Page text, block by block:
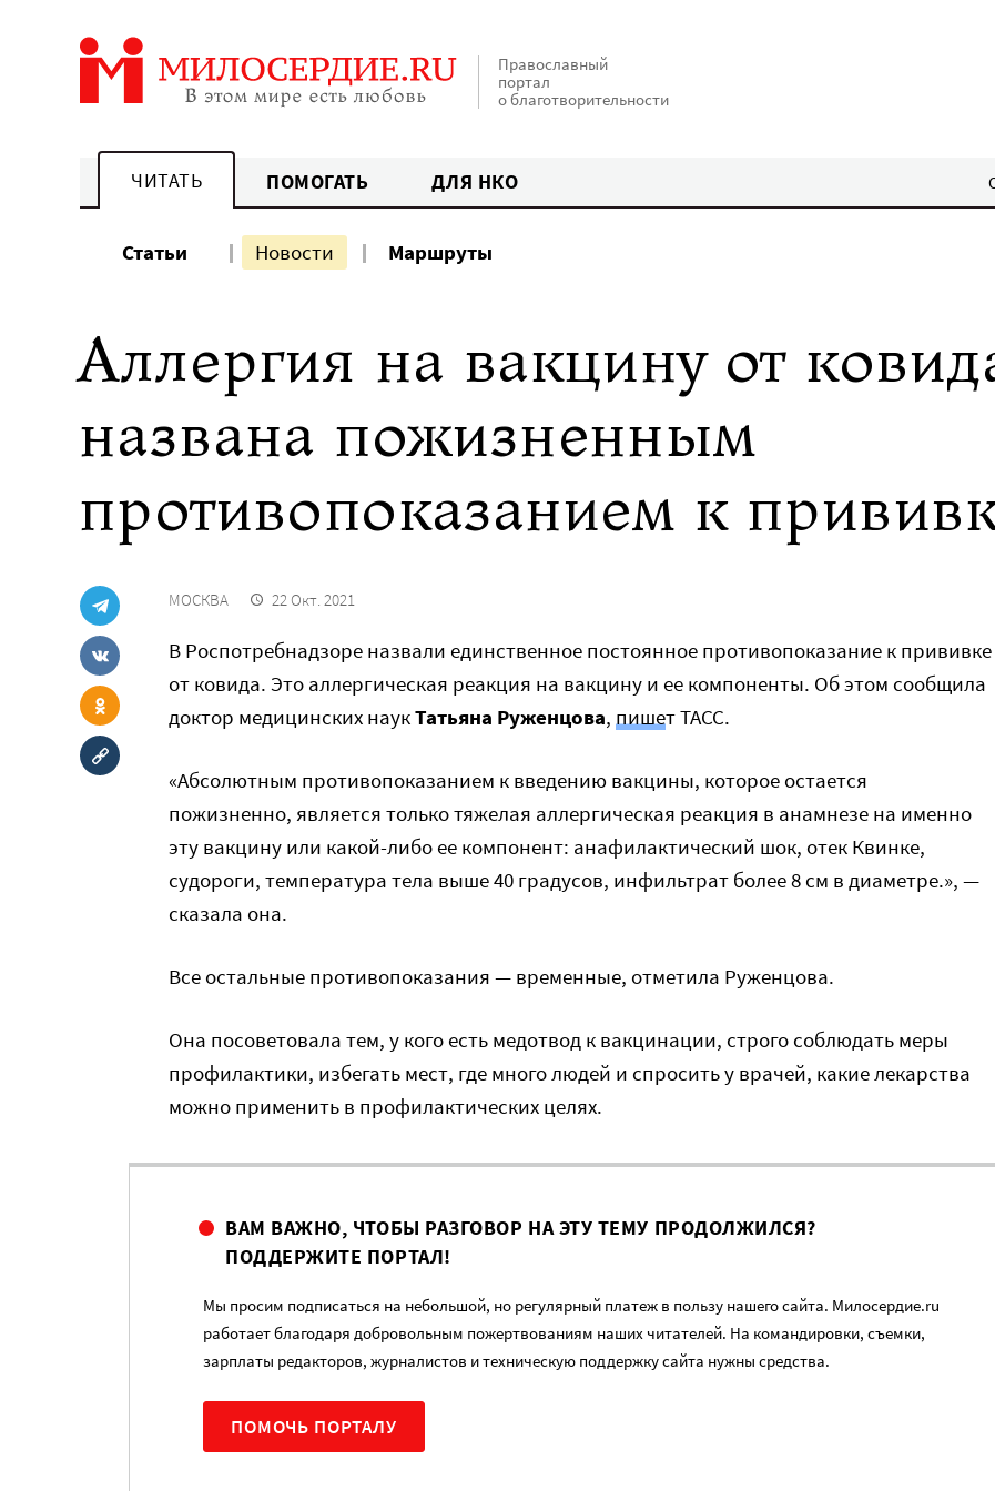
Православный
портал
о благотворительности
ЧИТАТЬ ПОМОГАТЬ ДЛЯ НКО
Статьи Новости Маршруты
Аллергия на вакцину от
названа пожизненным
противопоказанием к
МОСКВА 22 Окт. 2021
В Роспотребнадзоре назвали единственное постоянное противопоказание к прививке
от ковида. Это аллергическая реакция на вакцину и ее компоненты. Об этом сообщила
доктор медицинских наукТатьяна Руженцова, пишет ТАСС.
«Абсолютным противопоказанием к введению вакцины, которое остается
пожизненно, является только тяжелая аллергическая реакция в анамнезе на именно
эту вакцину или какой-либо ее компонент: анафилактический шок, отек Квинке,
судороги, температура тела выше 40 градусов, инфильтрат более 8 см в диаметре.», —
сказала она.
Все остальные противопоказания — временные, отметила Руженцова.
Она посоветовала тем, у кого есть медотвод к вакцинации, строго соблюдать меры
профилактики, избегать мест, где много людей и спросить у врачей, какие лекарства
можно применить в профилактических целях.
ВАМ ВАЖНО, ЧТОБЫ РАЗГОВОР НА ЭТУ ТЕМУ ПРОДОЛЖИЛСЯ?
ПОДДЕРЖИТЕ ПОРТАЛ!
Мы просим подписаться на небольшой, но регулярный платеж в пользу нашего сайта. Милосердие.ru
работает благодаря добровольным пожертвованиям наших читателей. На командировки, съемки,
зарплаты редакторов, журналистов и техническую поддержку сайта нужны средства.
ПОМОЧЬ ПОРТАЛУ